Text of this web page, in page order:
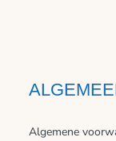
Algemene